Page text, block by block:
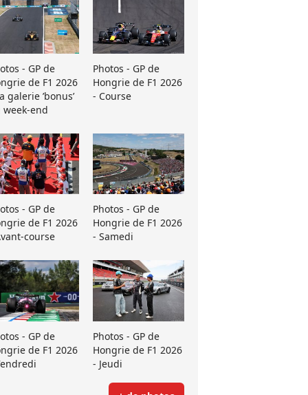
- GP de
de F1 2026
galerie ’bonus’
week-end
Photos - GP de
Hongrie de F1 2026
- Course
- GP de
de F1 2026
course
Photos - GP de
Hongrie de F1 2026
- Samedi
- GP de
de F1 2026
Photos - GP de
Hongrie de F1 2026
- Jeudi